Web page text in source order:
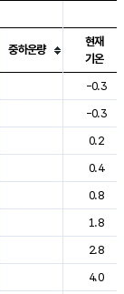
압등을 안내한 표입
중하운량
현재
기온
-0.3
-0.3
0.2
0.4
0.8
1.8
2.8
4.0